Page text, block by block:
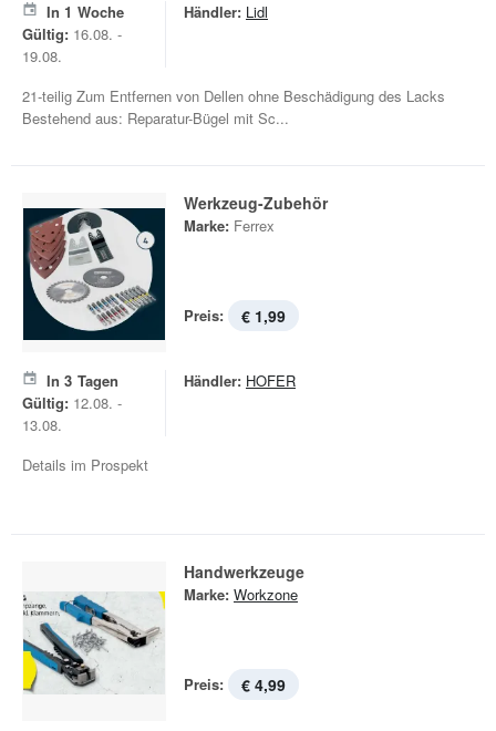
In 1 Woche
Gültig: 16.08. -
19.08.
Händler: Lidl
21-teilig Zum Entfernen von Dellen ohne Beschädigung des Lacks
Bestehend aus: Reparatur-Bügel mit Sc...
Werkzeug-Zubehör
Marke: Ferrex
Preis: € 1,99
In 3 Tagen
Gültig: 12.08. -
13.08.
Händler: HOFER
Details im Prospekt
Handwerkzeuge
Marke: Workzone
Preis: € 4,99